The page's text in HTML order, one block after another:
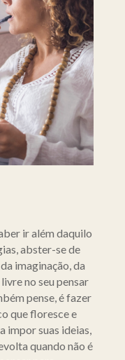
ir além daquilo
abster-se de
imaginação, da
no seu pensar
pense, é fazer
que floresce e
impor suas ideias,
quando não é